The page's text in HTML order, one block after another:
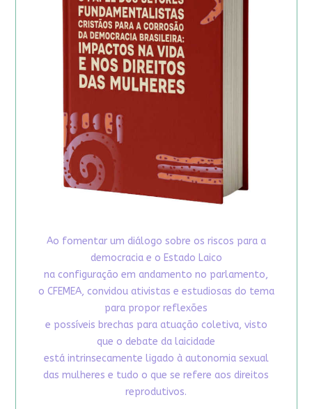
Ao fomentar um diálogo sobre os riscos para a
democracia e o Estado Laico
na configuração em andamento no parlamento,
o CFEMEA, convidou ativistas e estudiosas do tema
para propor reflexões
e possíveis brechas para atuação coletiva, visto
que o debate da laicidade
está intrinsecamente ligado à autonomia sexual
das mulheres e tudo o que se refere aos direitos
reprodutivos.